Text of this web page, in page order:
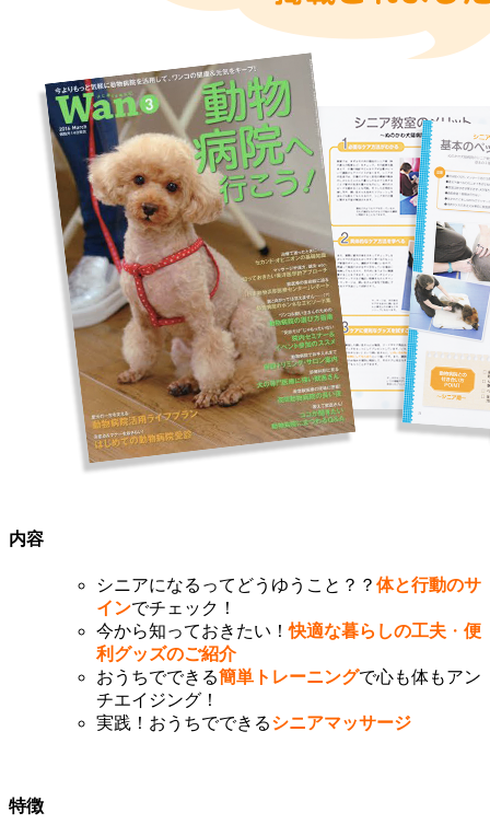
内容
シニアになるってどうゆうこと？？ 体と行動のサ
インでチェック！
今から知っておきたい！快適な暮らしの工夫 ・ 便
利グッズのご紹介
おうちでできる簡単トレーニングで心も体もアン
チエイジング！
実践！おうちでできるシニアマッサージ
特徴